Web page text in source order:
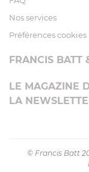
Nos services
Préférences cookies
FRANCIS BATT
LE MAGAZINE
LA
© Francis Batt